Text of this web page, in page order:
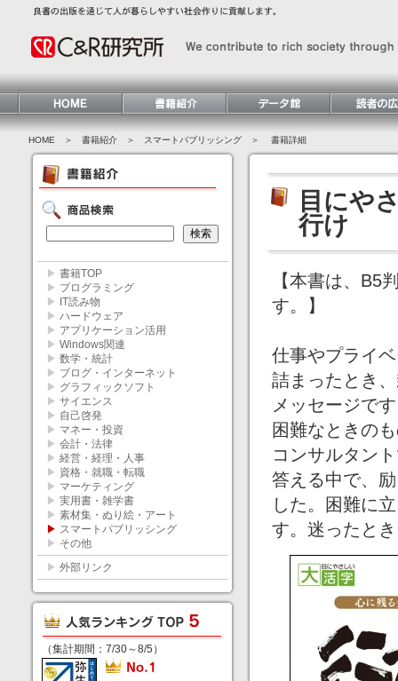
HOME ＞ 書籍紹介 ＞ スマートパブリッシング＞ 書籍詳細
▶ 書籍TOP
▶ プログラミング
▶
IT読み物
▶ ハードウェア
▶ アプリケーション活用
▶ Windows関連
▶ 数学・統計
▶ ブログ・インターネット
▶ グラフィックソフト
▶ サイエンス
▶ 自己啓発
▶ マネー・投資
▶ 会計・法律
▶ 経営・経理・人事
▶ 資格・就職・転職
▶ マーケティング
▶ 実用書・雑学書
▶ 素材集・ぬり絵・アート
▶ スマートパブリッシング
▶ その他
▶ 外部リンク
（集計期間：7/30～8/5）
目にや
行け
【本書は、B5
す。】
仕事やプライ
詰まったとき
メッセージで
困難なときの
コンサルタン
答える中で、
した。困難に
す。迷ったと